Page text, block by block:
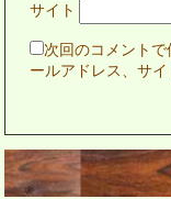
サイト
次回のコメント
ールアドレス、サイ